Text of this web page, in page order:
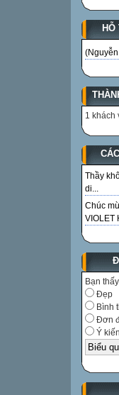
HỖ
1 khách
Thầy
di...
Chúc
VIOLET
Bạn
Đẹp
Bình
Đơn
Ý